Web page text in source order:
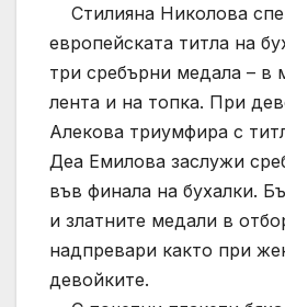
Стилияна Николова
европейската титла на
три сребърни медала – в
лента и на топка. При
Алекова триумфира с
Деа Емилова заслужи
във финала на бухалки.
и златните медали в
надпревари както при
девойките.